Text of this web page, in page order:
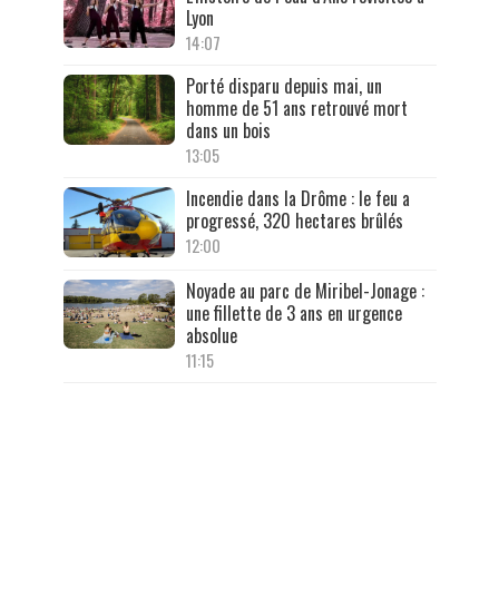
Lyon
14:07
Porté disparu depuis mai, un
homme de 51 ans retrouvé mort
dans un bois
13:05
Incendie dans la Drôme : le feu a
progressé, 320 hectares brûlés
12:00
Noyade au parc de Miribel-Jonage :
une fillette de 3 ans en urgence
absolue
11:15